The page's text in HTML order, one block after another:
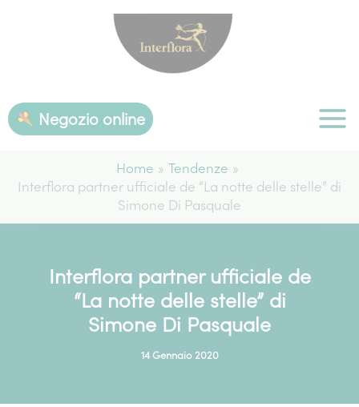
Negozio online
Home
Tendenze
Interflora partner ufficiale de “La notte delle stelle” di
Simone Di Pasquale
Interflora partner ufficiale de
“La notte delle stelle” di
Simone Di Pasquale
14 Gennaio 2020